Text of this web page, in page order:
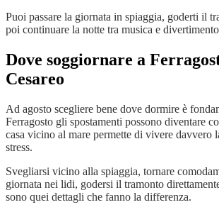
Puoi passare la giornata in spiaggia, goderti il
poi continuare la notte tra musica e
Dove soggiornare a
Cesareo
Ad agosto scegliere bene dove dormire è
Ferragosto gli spostamenti possono diventare
casa vicino al mare permette di vivere davvero
stress.
Svegliarsi vicino alla spiaggia, tornare
giornata nei lidi, godersi il tramonto
sono quei dettagli che fanno la differenza.